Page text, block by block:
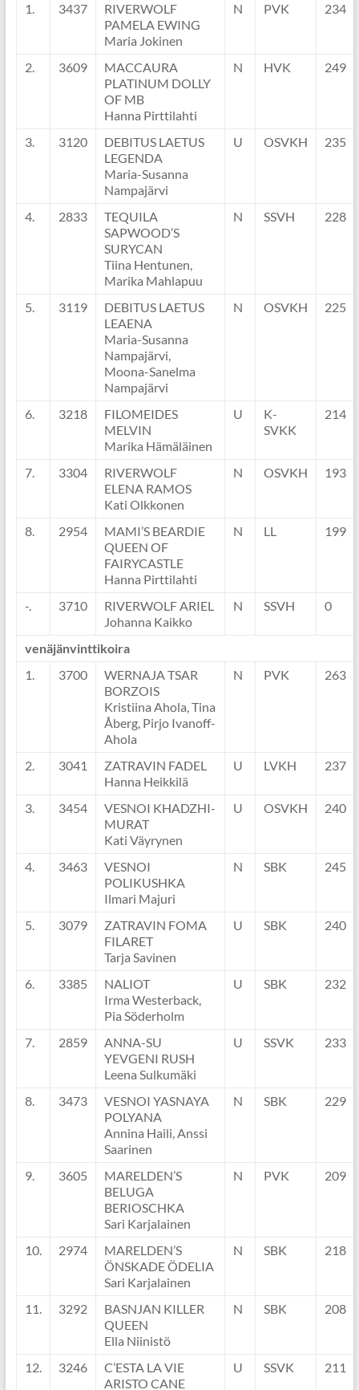
1.
3437
RIVERWOLF
PAMELA EWING
Maria Jokinen
N PVK 234
2. 3609
MACCAURA
PLATINUM DOLLY
OF MB
Hanna Pirttilahti
N HVK 249
3. 3120
DEBITUS LAETUS
LEGENDA
Maria-Susanna
Nampajärvi
U OSVKH 235
4. 2833
TEQUILA
SAPWOOD’S
SURYCAN
Tiina Hentunen,
Marika Mahlapuu
N SSVH 228
5. 3119
DEBITUS LAETUS
LEAENA
Maria-Susanna
Nampajärvi,
Moona-Sanelma
Nampajärvi
N OSVKH 225
6. 3218
FILOMEIDES
MELVIN
Marika Hämäläinen
U
K-
SVKK
214
7. 3304
RIVERWOLF
ELENA RAMOS
Kati Olkkonen
N OSVKH 193
8. 2954
MAMI’S BEARDIE
QUEEN OF
FAIRYCASTLE
Hanna Pirttilahti
N LL 199
-. 3710
RIVERWOLF ARIEL
Johanna Kaikko
N SSVH 0
venäjänvinttikoira
1.
3700
WERNAJA TSAR
BORZOIS
Kristiina Ahola, Tina
Åberg, Pirjo Ivanoff-
Ahola
N PVK 263
2. 3041
ZATRAVIN FADEL
Hanna Heikkilä
U LVKH 237
3. 3454
VESNOI KHADZHI-
MURAT
Kati Väyrynen
U OSVKH 240
4. 3463
VESNOI
POLIKUSHKA
Ilmari Majuri
N SBK 245
5. 3079
ZATRAVIN FOMA
FILARET
Tarja Savinen
U SBK 240
6. 3385
NALIOT
Irma Westerback,
Pia Söderholm
U SBK 232
7. 2859
ANNA-SU
YEVGENI RUSH
Leena Sulkumäki
U SSVK 233
8. 3473
VESNOI YASNAYA
POLYANA
Annina Haili, Anssi
Saarinen
N SBK 229
9. 3605
MARELDEN’S
BELUGA
BERIOSCHKA
Sari Karjalainen
N PVK 209
10. 2974
MARELDEN’S
ÖNSKADE ÖDELIA
Sari Karjalainen
N SBK 218
11. 3292
BASNJAN KILLER
QUEEN
Ella Niinistö
N SBK 208
12. 3246
C’ESTA LA VIE
ARISTO CANE
U SSVK 211